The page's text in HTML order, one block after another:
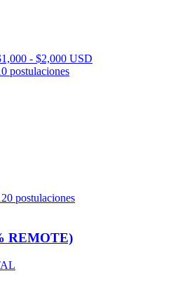
- $2,000 USD
postulaciones
postulaciones
REMOTE)